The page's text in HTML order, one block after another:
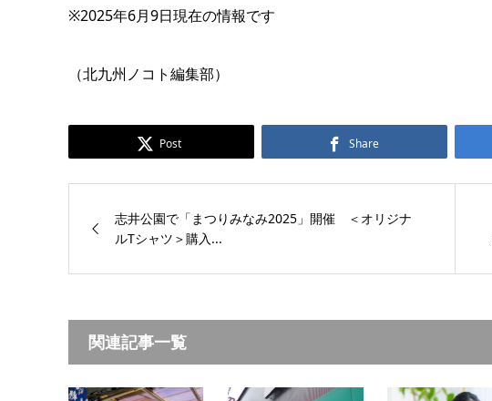
※2025年6月9日現在の情報です
（北九州ノコト編集部）
Post Share
志井公園で「まつりみなみ2025」開催 ＜オリジナ
ルTシャツ＞購入...
関連記事一覧